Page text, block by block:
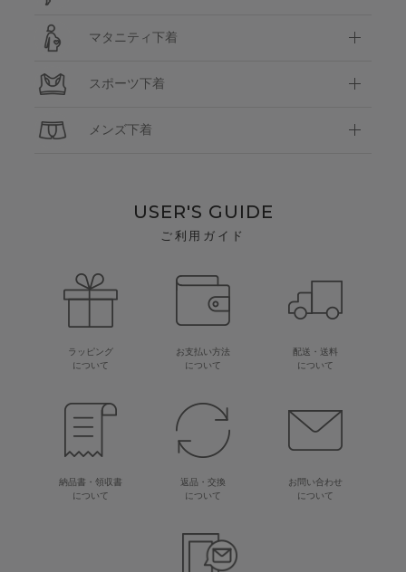
マタニティ下着
スポーツ下着
メンズ下着
USER'S GUIDE
ご利用ガイド
ラッピング
について
お支払い方法
について
配送・送料
について
納品書・領収書
について
返品・交換
について
お問い合わせ
について